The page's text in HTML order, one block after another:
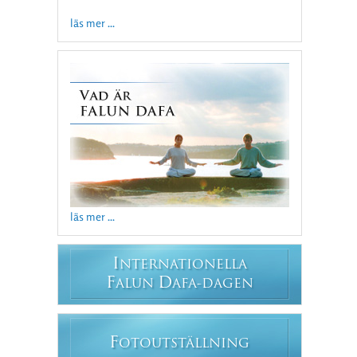
läs mer ...
läs mer ...
INTERNATIONELLA
FALUN DAFA-DAGEN
FOTOUTSTÄLLNING